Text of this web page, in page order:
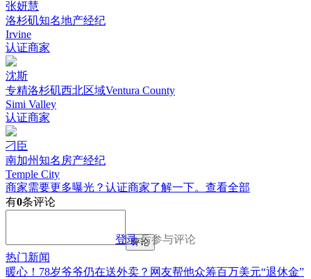
张妍慧
洛杉矶知名地产经纪
Irvine
认证商家
沈斯
专精洛杉矶西北区域Ventura County
Simi Valley
认证商家
刁臣
南加州知名房产经纪
Temple City
商家需要更多曝光？认证商家了解一下。 查看全部
有0条评论
登录后参与评论
评论
热门新闻
暖心！78岁爷爷仍在送外卖？网友帮他众筹百万美元“退休金”